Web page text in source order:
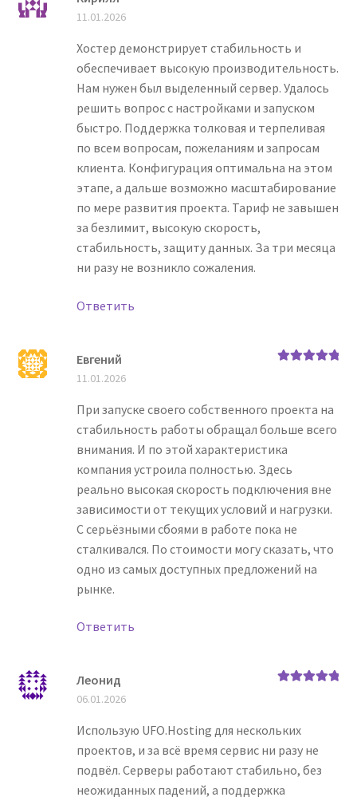
11.01.2026
Хостер демонстрирует стабильность и
обеспечивает высокую производительность.
Нам нужен был выделенный сервер. Удалось
решить вопрос с настройками и запуском
быстро. Поддержка толковая и терпеливая
по всем вопросам, пожеланиям и запросам
клиента. Конфигурация оптимальна на этом
этапе, а дальше возможно масштабирование
по мере развития проекта. Тариф не завышен
за безлимит, высокую скорость,
стабильность, защиту данных. За три месяца
ни разу не возникло сожаления.
Ответить
Евгений
11.01.2026
При запуске своего собственного проекта на
стабильность работы обращал больше всего
внимания. И по этой характеристика
компания устроила полностью. Здесь
реально высокая скорость подключения вне
зависимости от текущих условий и нагрузки.
С серьёзными сбоями в работе пока не
сталкивался. По стоимости могу сказать, что
одно из самых доступных предложений на
рынке.
Ответить
Леонид
06.01.2026
Использую UFO.Hosting для нескольких
проектов, и за всё время сервис ни разу не
подвёл. Серверы работают стабильно, без
неожиданных падений, а поддержка